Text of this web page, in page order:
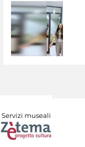
Servizi museali